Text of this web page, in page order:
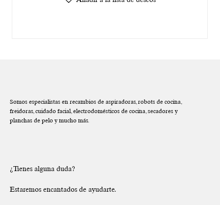
Somos especialistas en recambios de aspiradoras, robots de cocina,
freidoras, cuidado facial, electrodomésticos de cocina, secadores y
planchas de pelo y mucho más.
¿Tienes alguna duda?
Estaremos encantados de ayudarte.